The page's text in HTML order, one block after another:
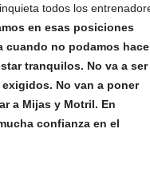
todos los
en esas posiciones
cuando no podamos
tranquilos. No va a ser
No van a poner
a Mijas y Motril. En
confianza en el